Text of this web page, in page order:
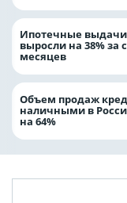
Ипотечные выдачи
выросли на 38% за
месяцев
Объем продаж
наличными в
на 64%